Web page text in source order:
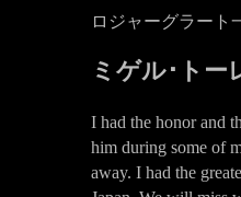
ロジャーグラート
ミゲル･トー
I had the honor and
him during some of
away. I had the